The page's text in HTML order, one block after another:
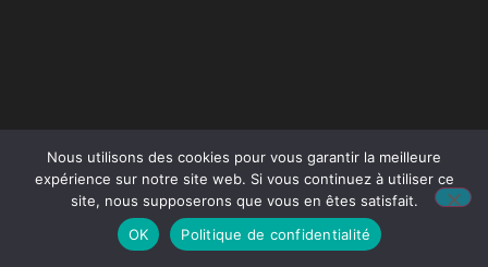
Nous utilisons des cookies pour vous garantir la meilleure
expérience sur notre site web. Si vous continuez à utiliser ce
site, nous supposerons que vous en êtes satisfait.
OK
Politique de confidentialité